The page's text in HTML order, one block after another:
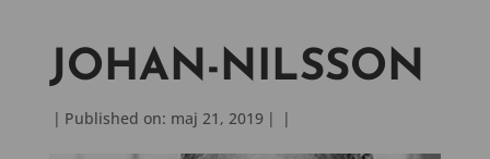
JOHAN-NILSSON
| Published on: maj 21, 2019 | |